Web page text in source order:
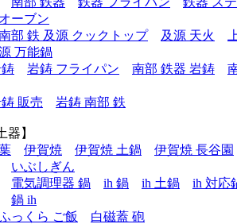
ーブン
部 鉄 及源 クックトップ 及源 天火
万能鍋
岩鋳 フライパン 南部 鉄器 岩鋳
販売 岩鋳 南部 鉄
】
伊賀焼 伊賀焼 土鍋
伊賀焼 長谷園
いぶしぎん
電気調理器 鍋 ih 鍋 ih 土鍋
ih 対応
鍋 ih
っくら ご飯 白磁蓋 砲